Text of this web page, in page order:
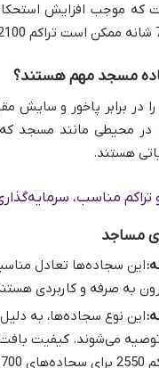
که موجب افزایش
مسجد مهم هستند؟
را در برابر پاخور و
محیطی مانند مسجد که
هستند.
تراکم مناسب،
مساجد
این سجاده‌ها تعادل
به صرفه و کاربردی
این نوع سجاده‌ها، به
می‌شوند. کیفیت بافت
است.